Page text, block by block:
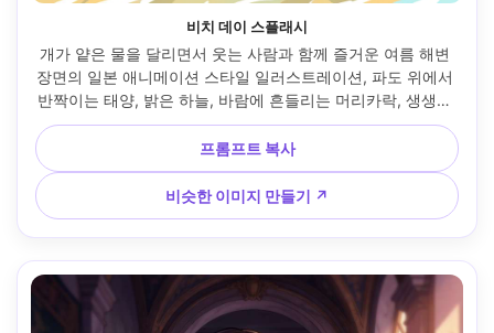
비치 데이 스플래시
개가 얕은 물을 달리면서 웃는 사람과 함께 즐거운 여름 해변
장면의 일본 애니메이션 스타일 일러스트레이션, 파도 위에서
반짝이는 태양, 밝은 하늘, 바람에 흔들리는 머리카락, 생생한
셀 음영, 깔끔한 윤곽선, 역동적인 모션 라인, 장난스러운 에너
지, 신선한 색상 팔레트, 햇살이 가득한 건강한 분위기 --ar
4:5
프롬프트 복사
비슷한 이미지 만들기 ↗